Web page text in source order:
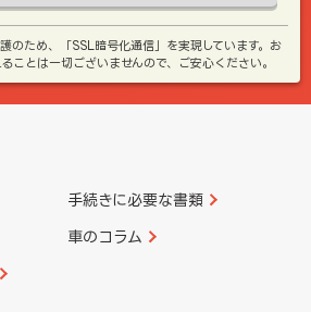
のため、「SSL暗号化通信」を実現しています。お
ことは一切ございませんので、ご安心ください。
手続きに必要な書類
車のコラム